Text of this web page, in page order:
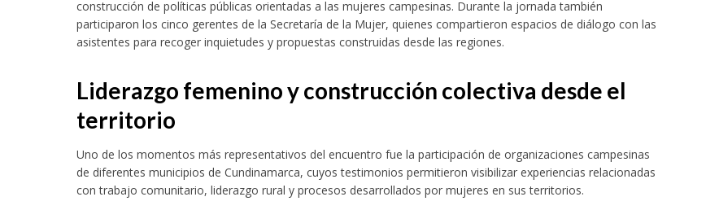
construcción de políticas públicas orientadas a las mujeres campesinas. Durante la jornada también
participaron los cinco gerentes de la Secretaría de la Mujer, quienes compartieron espacios de diálogo con las
asistentes para recoger inquietudes y propuestas construidas desde las regiones.
Liderazgo femenino y construcción colectiva desde el
territorio
Uno de los momentos más representativos del encuentro fue la participación de organizaciones campesinas
de diferentes municipios de Cundinamarca, cuyos testimonios permitieron visibilizar experiencias relacionadas
con trabajo comunitario, liderazgo rural y procesos desarrollados por mujeres en sus territorios.